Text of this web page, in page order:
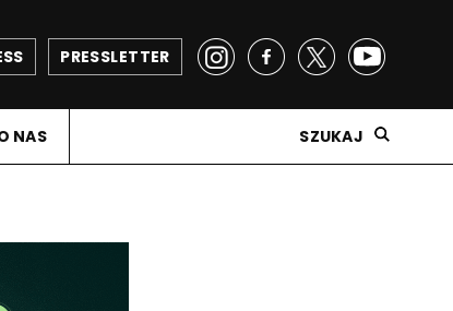
PRESSLETTER
NAS SZUKAJ